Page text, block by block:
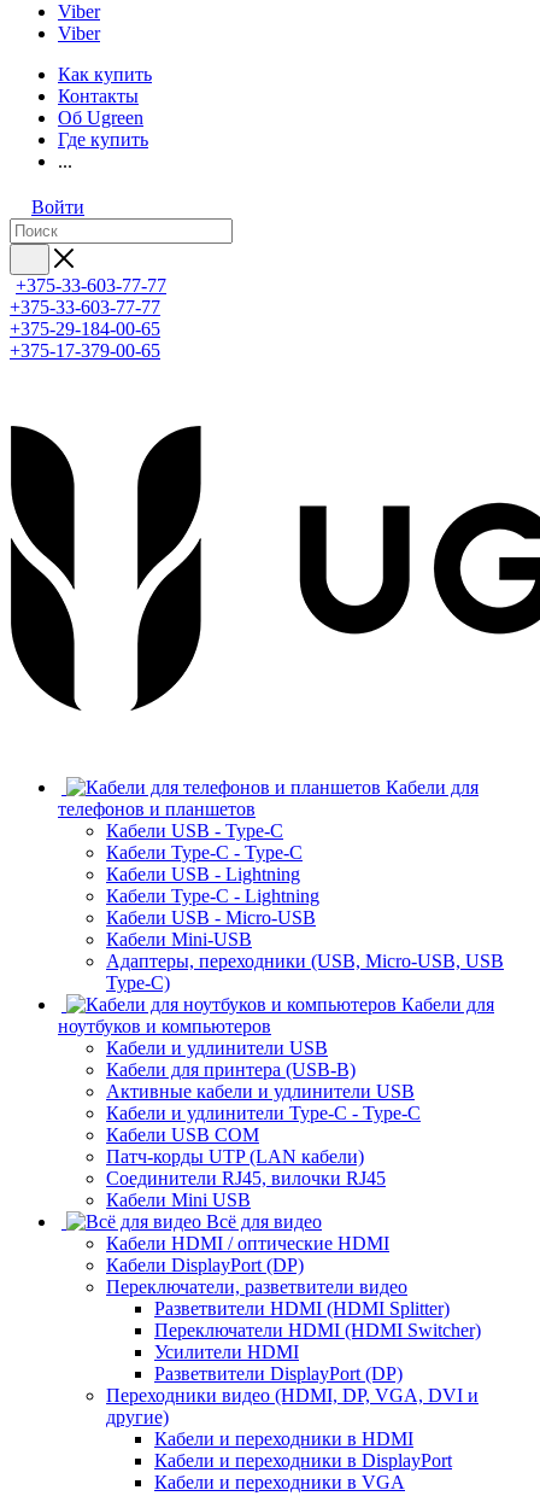
Viber
Viber
Как купить
Контакты
Об Ugreen
Где купить
...
Войти
+375-33-603-77-77
+375-33-603-77-77
+375-29-184-00-65
+375-17-379-00-65
Кабели для
телефонов и планшетов
Кабели USB - Type-C
Кабели Type-C - Type-C
Кабели USB - Lightning
Кабели Type-C - Lightning
Кабели USB - Micro-USB
Кабели Mini-USB
Адаптеры, переходники (USB, Micro-USB, USB
Type-C)
Кабели для
ноутбуков и компьютеров
Кабели и удлинители USB
Кабели для принтера (USB-B)
Активные кабели и удлинители USB
Кабели и удлинители Type-C - Type-C
Кабели USB COM
Патч-корды UTP (LAN кабели)
Соединители RJ45, вилочки RJ45
Кабели Mini USB
Всё для видео
Кабели HDMI / оптические HDMI
Кабели DisplayPort (DP)
Переключатели, разветвители видео
Разветвители HDMI (HDMI Splitter)
Переключатели HDMI (HDMI Switcher)
Усилители HDMI
Разветвители DisplayPort (DP)
Переходники видео (HDMI, DP, VGA, DVI и
другие)
Кабели и переходники в HDMI
Кабели и переходники в DisplayPort
Кабели и переходники в VGA